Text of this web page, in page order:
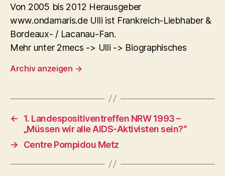
Von 2005 bis 2012 Herausgeber
www.ondamaris.de Ulli ist Frankreich-Liebhaber &
Bordeaux- / Lacanau-Fan.
Mehr unter 2mecs -> Ulli -> Biographisches
Archiv anzeigen →
←
1. Landespositiventreffen NRW 1993 –
„Müssen wir alle AIDS-Aktivisten sein?“
→
Centre Pompidou Metz